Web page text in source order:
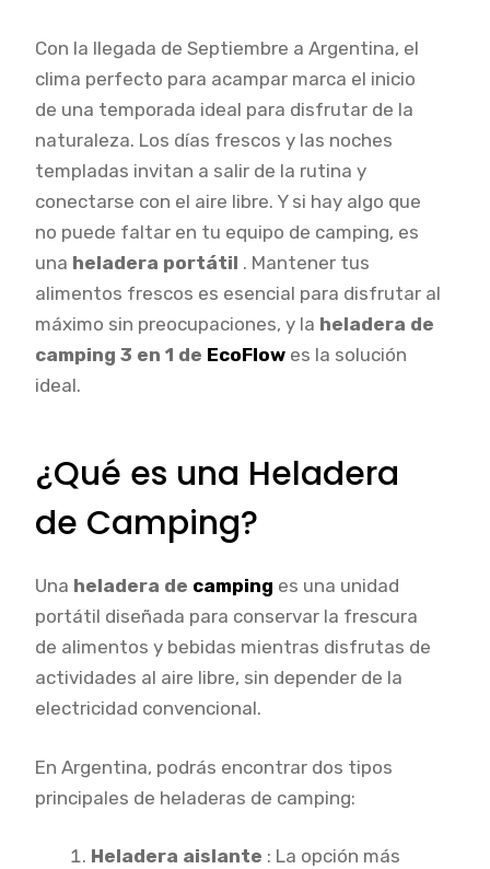
Con la llegada de Septiembre a Argentina, el
clima perfecto para acampar marca el inicio
de una temporada ideal para disfrutar de la
naturaleza. Los días frescos y las noches
templadas invitan a salir de la rutina y
conectarse con el aire libre. Y si hay algo que
no puede faltar en tu equipo de camping, es
una heladera portátil . Mantener tus
alimentos frescos es esencial para disfrutar al
máximo sin preocupaciones, y la heladera de
camping 3 en 1 de EcoFlow es la solución
ideal.
¿Qué es una Heladera
de Camping?
Una heladera de camping es una unidad
portátil diseñada para conservar la frescura
de alimentos y bebidas mientras disfrutas de
actividades al aire libre, sin depender de la
electricidad convencional.
En Argentina, podrás encontrar dos tipos
principales de heladeras de camping:
Heladera aislante : La opción más